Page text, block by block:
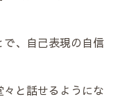
、自己表現の自信
々と話せるようにな